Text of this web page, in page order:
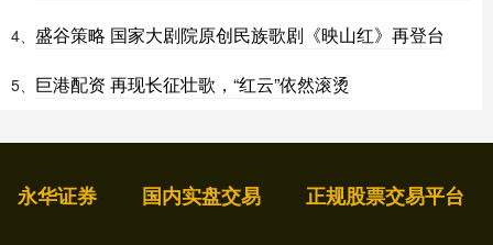
4、 盛谷策略 国家大剧院原创民族歌剧《映山红》再登台
5、 巨港配资 再现长征壮歌，“红云”依然滚烫
永华证券 国内实盘交易 正规股票交易平台